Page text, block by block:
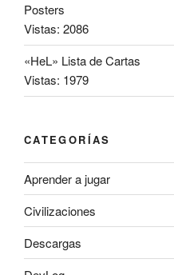
Posters
Vistas: 2086
«HeL» Lista de Cartas
Vistas: 1979
CATEGORÍAS
Aprender a jugar
Civilizaciones
Descargas